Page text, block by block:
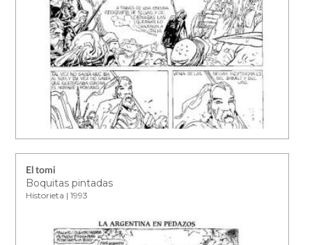
El tomi
Boquitas pintadas
Historieta | 1993